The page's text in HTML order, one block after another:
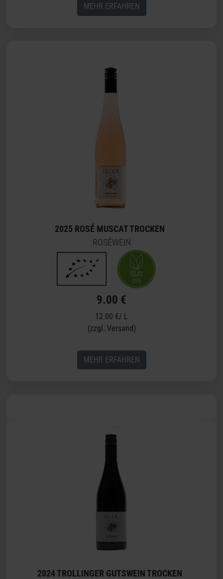
MEHR ERFAHREN
2025 ROSÉ MUSCAT TROCKEN
ROSÉWEIN
9.00 €
12.00 €/ L
(zzgl. Versand)
MEHR ERFAHREN
2024 TROLLINGER GUTSWEIN TROCKEN